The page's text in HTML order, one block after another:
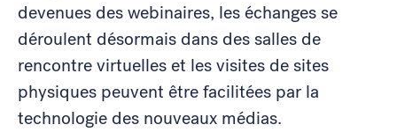
devenues des webinaires, les échanges se
déroulent désormais dans des salles de
rencontre virtuelles et les visites de sites
physiques peuvent être facilitées par la
technologie des nouveaux médias.